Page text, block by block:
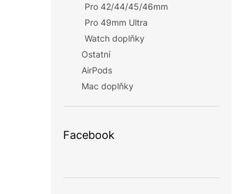
Pro 42/44/45/46mm
Pro 49mm Ultra
Watch doplňky
Ostatní
AirPods
Mac doplňky
Facebook